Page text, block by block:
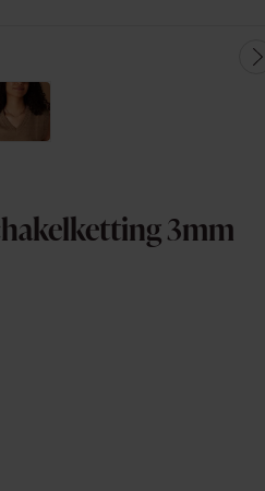
3mm